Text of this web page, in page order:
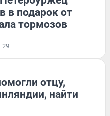
в подарок от
тормозов
29
отцу,
найти